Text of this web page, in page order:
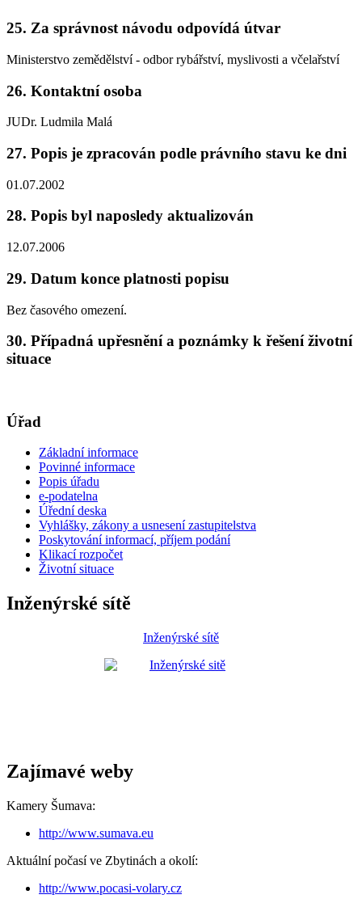
25. Za správnost návodu odpovídá útvar
Ministerstvo zemědělství - odbor rybářství, myslivosti a včelařství
26. Kontaktní osoba
JUDr. Ludmila Malá
27. Popis je zpracován podle právního stavu ke dni
01.07.2002
28. Popis byl naposledy aktualizován
12.07.2006
29. Datum konce platnosti popisu
Bez časového omezení.
30. Případná upřesnění a poznámky k řešení životní
situace
Úřad
Základní informace
Povinné informace
Popis úřadu
e-podatelna
Úřední deska
Vyhlášky, zákony a usnesení zastupitelstva
Poskytování informací, příjem podání
Klikací rozpočet
Životní situace
Inženýrské sítě
Inženýrské sítě
Zajímavé weby
Kamery Šumava:
http://www.sumava.eu
Aktuální počasí ve Zbytinách a okolí:
http://www.pocasi-volary.cz